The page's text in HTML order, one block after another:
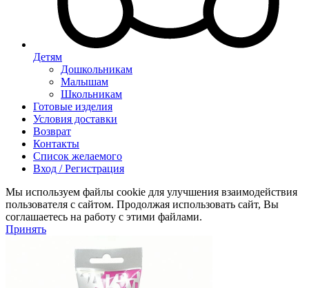
Детям
Дошкольникам
Малышам
Школьникам
Готовые изделия
Условия доставки
Возврат
Контакты
Список желаемого
Вход / Регистрация
Мы используем файлы cookie для улучшения взаимодействия
пользователя с сайтом. Продолжая использовать сайт, Вы
соглашаетесь на работу с этими файлами.
Принять